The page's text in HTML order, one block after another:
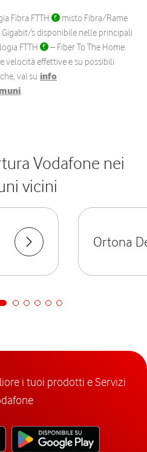
Fibra FTTH
misto Fibra/Rame
Gigabit/s disponibile nelle principali
FTTH
– Fiber To The Home.
velocità effettive e su possibili
vai su info
.
Vodafone nei
vicini
Ortona
i tuoi prodotti e Servizi